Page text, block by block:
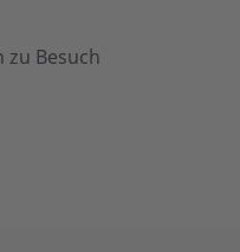
Besuch